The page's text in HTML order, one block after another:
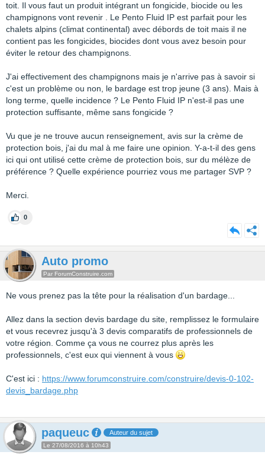
toit. Il vous faut un produit intégrant un fongicide, biocide ou les
champignons vont revenir . Le Pento Fluid IP est parfait pour les
chalets alpins (climat continental) avec débords de toit mais il ne
contient pas les fongicides, biocides dont vous avez besoin pour
éviter le retour des champignons.
J'ai effectivement des champignons mais je n'arrive pas à savoir si
c'est un problème ou non, le bardage est trop jeune (3 ans). Mais à
long terme, quelle incidence ? Le Pento Fluid IP n'est-il pas une
protection suffisante, même sans fongicide ?
Vu que je ne trouve aucun renseignement, avis sur la crème de
protection bois, j'ai du mal à me faire une opinion. Y-a-t-il des gens
ici qui ont utilisé cette crème de protection bois, sur du mélèze de
préférence ? Quelle expérience pourriez vous me partager SVP ?
Merci.
0
Auto promo
Par ForumConstruire.com
Ne vous prenez pas la tête pour la réalisation d'un bardage...
Allez dans la section devis bardage du site, remplissez le formulaire
et vous recevrez jusqu'à 3 devis comparatifs de professionnels de
votre région. Comme ça vous ne courrez plus après les
professionnels, c'est eux qui viennent à vous
C'est ici : https://www.forumconstruire.com/construire/devis-0-102-
devis_bardage.php
paqueuc Auteur du sujet
Le 27/08/2016 à 10h43